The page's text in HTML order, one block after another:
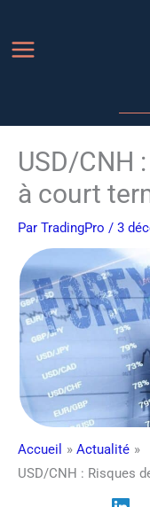
contenu
USD/CNH
à court
Par TradingPro / 3
Accueil
Actualité
USD/CNH : Risques